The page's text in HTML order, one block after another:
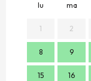
lu ma
1 2
8 9
15 16